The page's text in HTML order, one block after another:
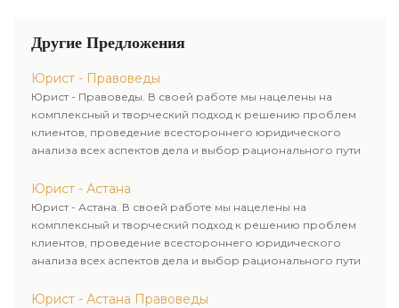
Другие Предложения
Юрист - Правоведы
Юрист - Правоведы. В своей работе мы нацелены на
комплексный и творческий подход к решению проблем
клиентов, проведение всестороннего юридического
анализа всех аспектов дела и выбор рационального пути
Юрист - Астана
Юрист - Астана. В своей работе мы нацелены на
комплексный и творческий подход к решению проблем
клиентов, проведение всестороннего юридического
анализа всех аспектов дела и выбор рационального пути
Юрист - Астана Правоведы